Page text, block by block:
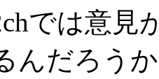
では意見
んだろう